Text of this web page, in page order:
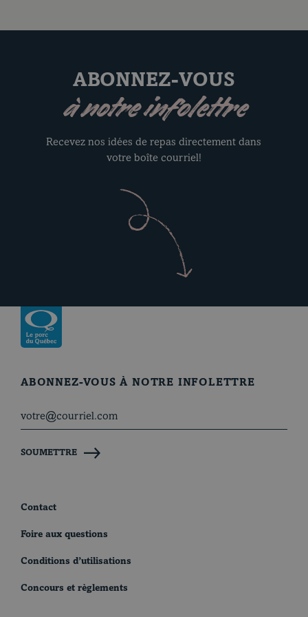
ABONNEZ-VOUS
à notre infolettre
Recevez nos idées de repas directement dans
votre boîte courriel!
Revenir à la page d’accueil
Contact
Foire aux questions
Conditions d’utilisations
Concours et règlements
ABONNEZ-VOUS À NOTRE INFOLETTRE
SOUMETTRE